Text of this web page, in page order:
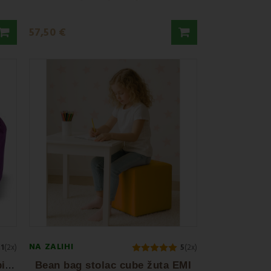
57,50 €
(2x)
V
reća za sjedenje ležaljka ljubičasta EMI
NA ZALIHI 5(2x)
Bean bag stolac cube žuta EMI